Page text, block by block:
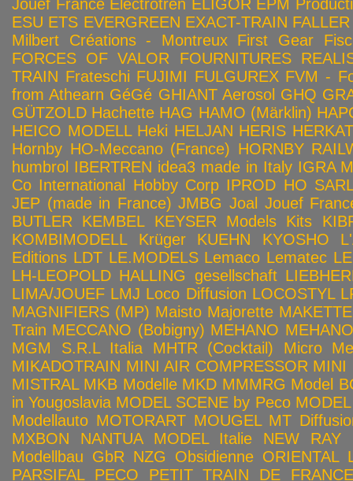
Jouef France Electrotren ELIGOR EPM
ESU ETS EVERGREEN EXACT-TRAIN FALLER
Milbert Créations - Montreux First Gear
FORCES OF VALOR
FOURNITURES
TRAIN Frateschi FUJIMI FULGUREX FVM -
from Athearn GéGé GHIANT Aerosol GHQ
GÜTZOLD Hachette HAG HAMO (Märklin)
HEICO MODELL Heki HELJAN HERIS HERKAT
Hornby HO-Meccano (France) HORNBY
humbrol IBERTREN idea3 made in Italy IGRA
Co International Hobby Corp IPROD HO
JEP (made in France) JMBG Joal Jouef
BUTLER
KEMBEL KEYSER Models Kits
KOMBIMODELL
Krüger KUEHN KYOSHO
Editions LDT LE.MODELS Lemaco Lematec
LH-LEOPOLD HALLING gesellschaft
LIMA/JOUEF LMJ Loco Diffusion LOCOSTYL
MAGNIFIERS (MP) Maisto Majorette MAKETTE
Train MECCANO (Bobigny) MEHANO
MGM S.R.L Italia
MHTR (Cocktail)
Micro
MIKADOTRAIN MINI AIR COMPRESSOR MINI
MISTRAL MKB Modelle MKD MMMRG Model
in Yougoslavia MODEL SCENE by Peco
Modellauto MOTORART MOUGEL MT
MXBON
NANTUA MODEL Italie NEW RAY
Modellbau GbR NZG Obsidienne ORIENTAL
PARSIFAL
PECO
PETIT TRAIN DE FRANCE